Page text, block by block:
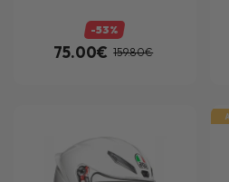
-53%
75.00€ 159.80€